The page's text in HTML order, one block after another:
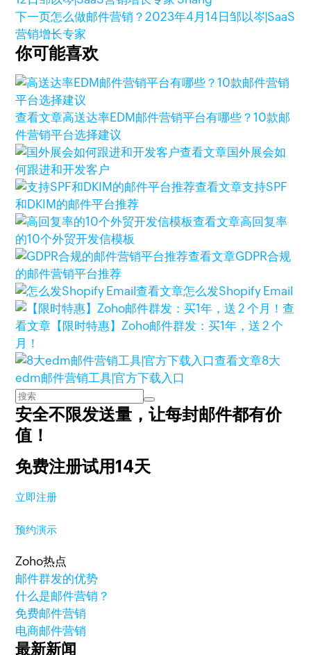
下一页怎么做邮件营销？2023年4月14日邹以岑|SaaS
营销增长专家
你可能喜欢
查看文章高送达率EDM邮件营销平台有哪些？10款邮
件营销平台选择建议
查看文章国外展会如
何跟进和开发客户
查看文章支持SPF
和DKIM的邮件平台推荐
查看文章高回复率
的10个外贸开发信模板
查看文章GDPR合规
的邮件营销平台推荐
查看文章怎么发Shopify Email
查
看文章 【限时特惠】Zoho邮件群发：买1年，送 2 个
月！
查看文章8大
edm邮件营销工具|官方下载入口
安全不限发送量，让每封邮件都有价
值！
免费注册试用14天
立即注册
预约演示
Zoho热点
邮件群发的优势
什么是邮件营销？
免费邮件营销
电商邮件营销
最新新闻